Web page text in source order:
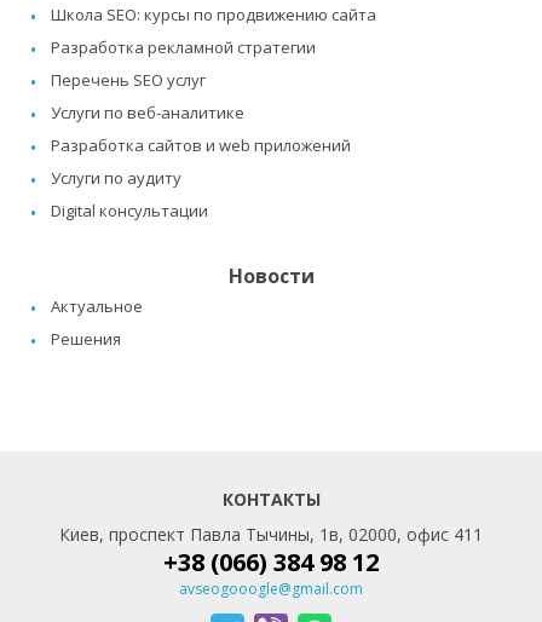
Школа SEO: курсы по продвижению сайта
Разработка рекламной стратегии
Перечень SEO услуг
Услуги по веб-аналитике
Разработка сайтов и web приложений
Услуги по аудиту
Digital консультации
Новости
Актуальное
Решения
КОНТАКТЫ
Киев, проспект Павла Тычины, 1в, 02000, офис 411
+38 (066) 384 98 12
avseogooogle@gmail.com